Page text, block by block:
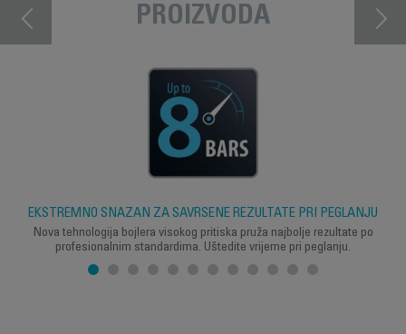
PROIZVODA
EKSTREMNO SNAŽAN ZA SAVRŠENE REZULTATE PRI PEGLANJU
Nova tehnologija bojlera visokog pritiska pruža najbolje rezultate po
profesionalnim standardima. Uštedite vrijeme pri peglanju.